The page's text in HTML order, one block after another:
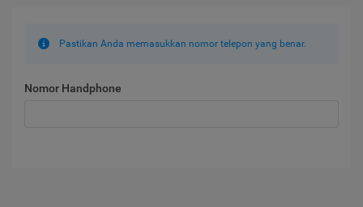
Pastikan Anda memasukkan nomor telepon yang benar.
Nomor Handphone